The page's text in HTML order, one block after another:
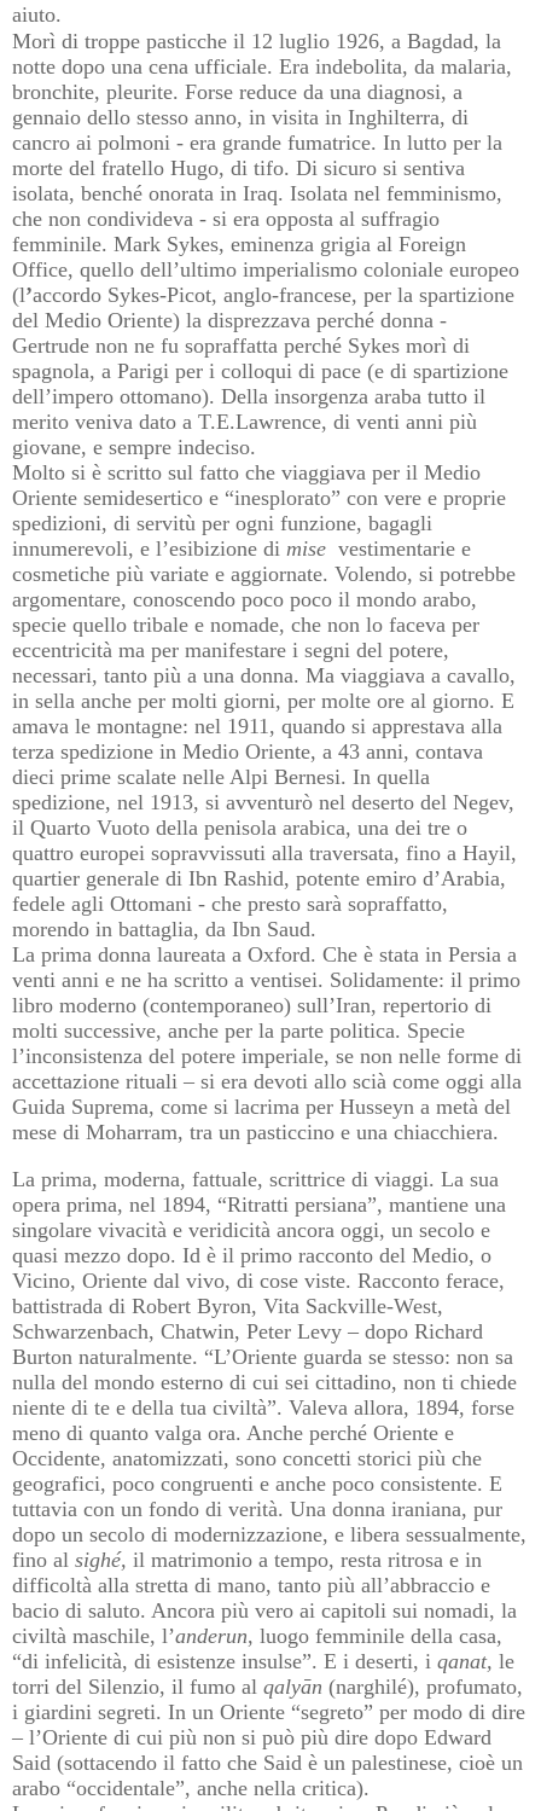
aiuto.
Morì di troppe pasticche il 12 luglio 1926, a Bagdad, la
notte dopo una cena ufficiale. Era indebolita, da malaria,
bronchite, pleurite. Forse reduce da una diagnosi, a
gennaio dello stesso anno, in visita in Inghilterra, di
cancro ai polmoni - era grande fumatrice. In lutto per la
morte del fratello Hugo, di tifo. Di sicuro si sentiva
isolata, benché onorata in Iraq. Isolata nel femminismo,
che non condivideva - si era opposta al suffragio
femminile. Mark Sykes, eminenza grigia al Foreign
Office, quello dell’ultimo imperialismo coloniale europeo
(l’accordo Sykes-Picot, anglo-francese, per la spartizione
del Medio Oriente) la disprezzava perché donna -
Gertrude non ne fu sopraffatta perché Sykes morì di
spagnola, a Parigi per i colloqui di pace (e di spartizione
dell’impero ottomano). Della insorgenza araba tutto il
merito veniva dato a T.E.Lawrence, di venti anni più
giovane, e sempre indeciso.
Molto si è scritto sul fatto che viaggiava per il Medio
Oriente semidesertico e “inesplorato” con vere e proprie
spedizioni, di servitù per ogni funzione, bagagli
innumerevoli, e l’esibizione di mise vestimentarie e
cosmetiche più variate e aggiornate. Volendo, si potrebbe
argomentare, conoscendo poco poco il mondo arabo,
specie quello tribale e nomade, che non lo faceva per
eccentricità ma per manifestare i segni del potere,
necessari, tanto più a una donna. Ma viaggiava a cavallo,
in sella anche per molti giorni, per molte ore al giorno. E
amava le montagne: nel 1911, quando si apprestava alla
terza spedizione in Medio Oriente, a 43 anni, contava
dieci prime scalate nelle Alpi Bernesi. In quella
spedizione, nel 1913, si avventurò nel deserto del Negev,
il Quarto Vuoto della penisola arabica, una dei tre o
quattro europei sopravvissuti alla traversata, fino a Hayil,
quartier generale di Ibn Rashid, potente emiro d’Arabia,
fedele agli Ottomani - che presto sarà sopraffatto,
morendo in battaglia, da Ibn Saud.
La prima donna laureata a Oxford. Che è stata in Persia a
venti anni e ne ha scritto a ventisei. Solidamente: il primo
libro moderno (contemporaneo) sull’Iran, repertorio di
molti successive, anche per la parte politica. Specie
l’inconsistenza del potere imperiale, se non nelle forme di
accettazione rituali – si era devoti allo scià come oggi alla
Guida Suprema, come si lacrima per Husseyn a metà del
mese di Moharram, tra un pasticcino e una chiacchiera.
La prima, moderna, fattuale, scrittrice di viaggi. La sua
opera prima, nel 1894, “Ritratti persiana”, mantiene una
singolare vivacità e veridicità ancora oggi, un secolo e
quasi mezzo dopo. Id è il primo racconto del Medio, o
Vicino, Oriente dal vivo, di cose viste. Racconto ferace,
battistrada di Robert Byron, Vita Sackville-West,
Schwarzenbach, Chatwin, Peter Levy – dopo Richard
Burton naturalmente. “L’Oriente guarda se stesso: non sa
nulla del mondo esterno di cui sei cittadino, non ti chiede
niente di te e della tua civiltà”. Valeva allora, 1894, forse
meno di quanto valga ora. Anche perché Oriente e
Occidente, anatomizzati, sono concetti storici più che
geografici, poco congruenti e anche poco consistente. E
tuttavia con un fondo di verità. Una donna iraniana, pur
dopo un secolo di modernizzazione, e libera sessualmente,
fino al sighé, il matrimonio a tempo, resta ritrosa e in
difficoltà alla stretta di mano, tanto più all’abbraccio e
bacio di saluto. Ancora più vero ai capitoli sui nomadi, la
civiltà maschile, l’anderun, luogo femminile della casa,
“di infelicità, di esistenze insulse”. E i deserti, i qanat, le
torri del Silenzio, il fumo al qalyān (narghilé), profumato,
i giardini segreti. In un Oriente “segreto” per modo di dire
– l’Oriente di cui più non si può più dire dopo Edward
Said (sottacendo il fatto che Said è un palestinese, cioè un
arabo “occidentale”, anche nella critica).